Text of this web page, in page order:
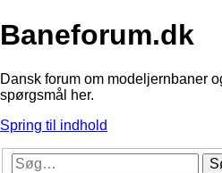
Baneforum.dk
Dansk forum om modeljernbaner
spørgsmål her.
Spring til indhold